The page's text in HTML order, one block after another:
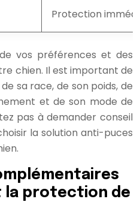
Protection
vos préférences et des
chien. Il est important de
sa race, de son poids, de
et de son mode de
pas à demander conseil
la solution anti-puces
la protection de